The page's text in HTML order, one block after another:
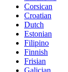
Corsican
Croatian
Dutch
Estonian
Filipino
Finnish
Frisian
Galician